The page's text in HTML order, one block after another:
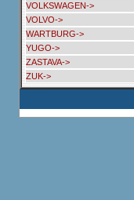
VOLKSWAGEN->
VOLVO->
WARTBURG->
YUGO->
ZASTAVA->
ZUK->